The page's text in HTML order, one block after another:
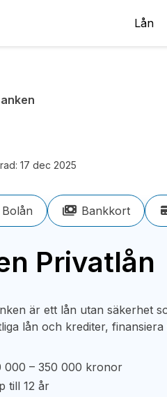
Lån
17 dec 2025
Bolån Bankkort
Privatlån
är ett lån utan säkerhet
lån och krediter,
000 – 350 000 kronor
till 12 år